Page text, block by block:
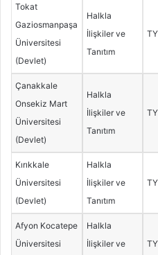
Tokat
Gaziosmanpaşa
Üniversitesi
(Devlet)
Halkla
İlişkiler ve
Tanıtım
Çanakkale
Onsekiz Mart
Üniversitesi
(Devlet)
Halkla
İlişkiler ve
Tanıtım
Kırıkkale
Üniversitesi
(Devlet)
Halkla
İlişkiler ve
Tanıtım
Afyon Kocatepe
Üniversitesi
Halkla
İlişkiler ve